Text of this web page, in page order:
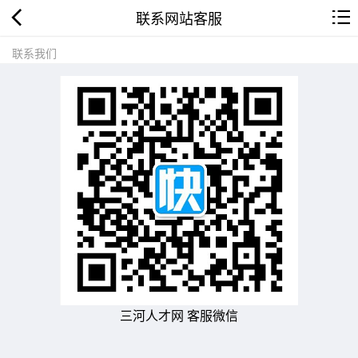
联系网站客服
联系我们
三河人才网 客服微信